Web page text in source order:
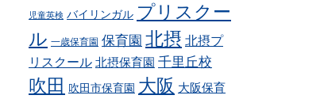
児童英検 バイリンガル プリスクー
ル 一歳保育園 保育園 北摂 北摂プ
リスクール 北摂保育園 千里丘校
吹田 吹田市保育園 大阪 大阪保育